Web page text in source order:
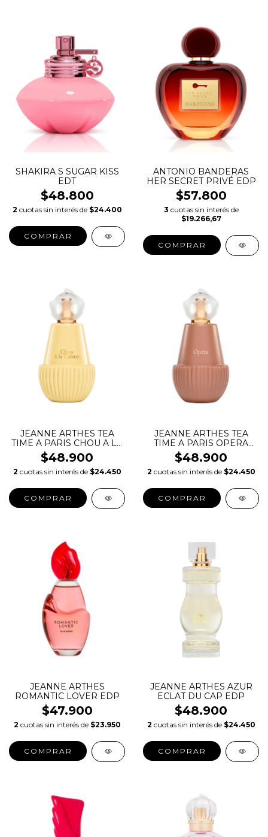
SHAKIRA S SUGAR KISS
EDT
$48.800
2 cuotas sin interés de $24.400
COMPRAR
ANTONIO BANDERAS
HER SECRET PRIVÉ EDP
$57.800
3 cuotas sin interés de
$19.266,67
COMPRAR
JEANNE ARTHES TEA
TIME A PARIS CHOU A LA
CREME
$48.900
2 cuotas sin interés de $24.450
COMPRAR
JEANNE ARTHES TEA
TIME A PARIS OPERA
EDP
$48.900
2 cuotas sin interés de $24.450
COMPRAR
JEANNE ARTHES
ROMANTIC LOVER EDP
$47.900
2 cuotas sin interés de $23.950
COMPRAR
JEANNE ARTHES AZUR
ECLAT DU CAP EDP
$48.900
2 cuotas sin interés de $24.450
COMPRAR